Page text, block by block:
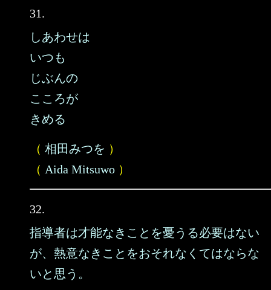
31.
しあわせは
いつも
じぶんの
こころが
きめる
（ 相田みつを ）
（ Aida Mitsuwo ）
32.
指導者は才能なきことを憂うる必要はない
が、熱意なきことをおそれなくてはならな
いと思う。